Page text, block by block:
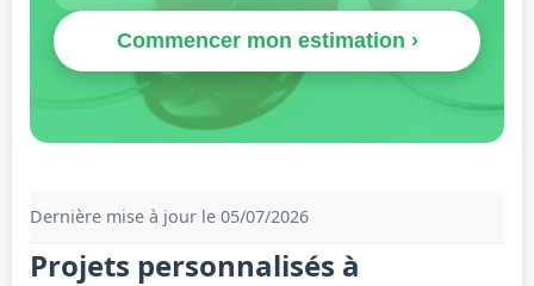
Commencer mon estimation ›
Dernière mise à jour le 05/07/2026
Projets personnalisés à